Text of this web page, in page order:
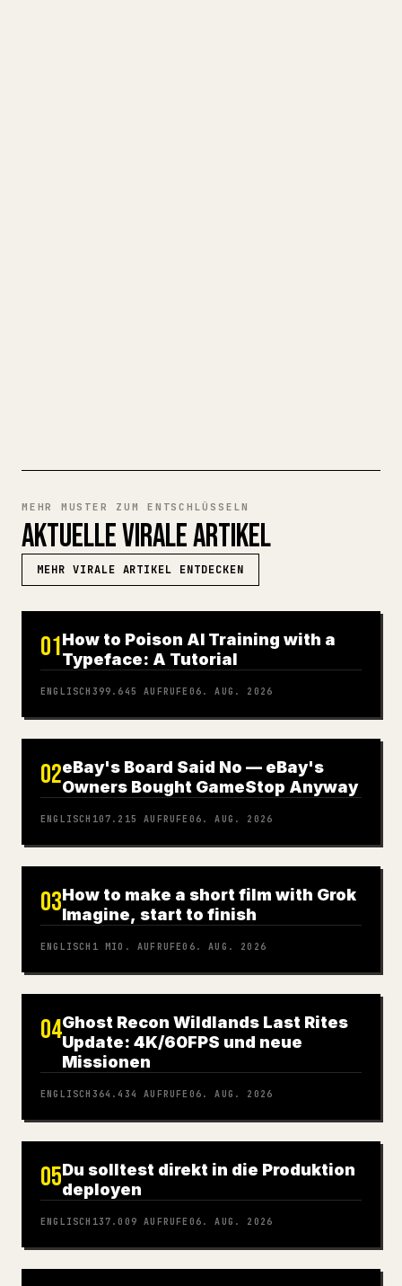
MEHR MUSTER ZUM ENTSCHLÜSSELN
AKTUELLE VIRALE ARTIKEL
MEHR VIRALE ARTIKEL ENTDECKEN
01How to Poison AI Training with a
Typeface: A Tutorial
ENGLISCH 399.645 AUFRUFE 06. AUG. 2026
02eBay's Board Said No — eBay's
Owners Bought GameStop Anyway
ENGLISCH 107.215 AUFRUFE 06. AUG. 2026
03How to make a short film with Grok
Imagine, start to finish
ENGLISCH 1 MIO. AUFRUFE06. AUG. 2026
04Ghost Recon Wildlands Last Rites
Update: 4K/60FPS und neue
Missionen
ENGLISCH 364.434 AUFRUFE 06. AUG. 2026
05Du solltest direkt in die Produktion
deployen
ENGLISCH 137.009 AUFRUFE 06. AUG. 2026